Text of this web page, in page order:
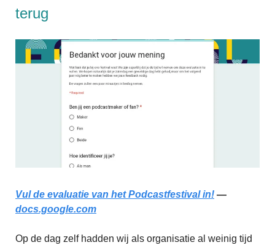
terug
Vul de evaluatie van het Podcastfestival in! —
docs.google.com
Op de dag zelf hadden wij als organisatie al weinig tijd